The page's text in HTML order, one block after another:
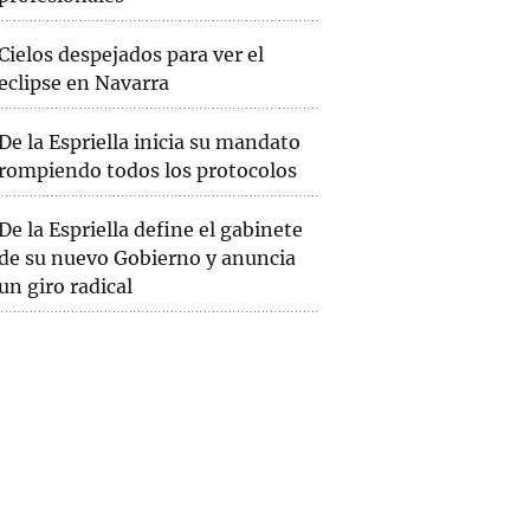
despejados para ver el
en Navarra
la Espriella inicia su mandato
todos los protocolos
la Espriella define el gabinete
su nuevo Gobierno y anuncia
giro radical